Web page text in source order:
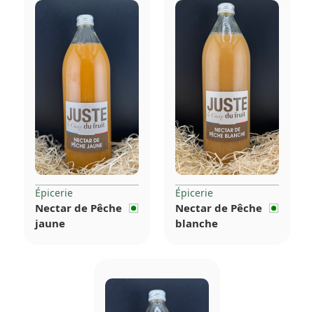
Épicerie
Nectar de Pêche
jaune
Épicerie
Nectar de Pêche
blanche